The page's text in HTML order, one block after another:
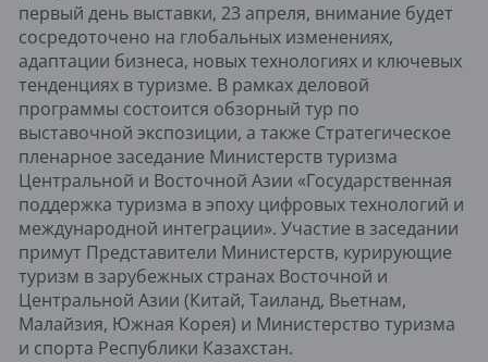
первый день выставки, 23 апреля, внимание будет
сосредоточено на глобальных изменениях,
адаптации бизнеса, новых технологиях и ключевых
тенденциях в туризме. В рамках деловой
программы состоится обзорный тур по
выставочной экспозиции, а также Стратегическое
пленарное заседание Министерств туризма
Центральной и Восточной Азии «Государственная
поддержка туризма в эпоху цифровых технологий и
международной интеграции». Участие в заседании
примут Представители Министерств, курирующие
туризм в зарубежных странах Восточной и
Центральной Азии (Китай, Таиланд, Вьетнам,
Малайзия, Южная Корея) и Министерство туризма
и спорта Республики Казахстан.